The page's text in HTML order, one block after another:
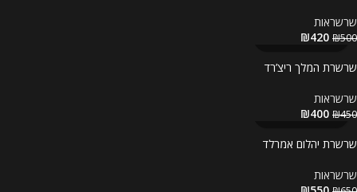
שרשראות
₪500
₪420
שרשרת המלך ריצ’רד
שרשראות
₪450
₪400
שרשרת יהלום אמרלד
שרשראות